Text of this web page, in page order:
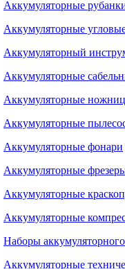
Аккумуляторные
Аккумуляторные
Аккумуляторный
Аккумуляторные
Аккумуляторные
Аккумуляторные
Аккумуляторные фонари
Аккумуляторные
Аккумуляторные
Аккумуляторные
Наборы
Аккумуляторные